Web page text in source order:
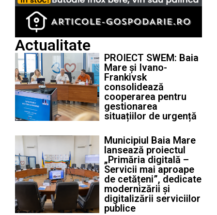
Actualitate
PROIECT SWEM: Baia
Mare și Ivano-
Frankivsk
consolidează
cooperarea pentru
gestionarea
situațiilor de urgență
Municipiul Baia Mare
lansează proiectul
„Primăria digitală –
Servicii mai aproape
de cetățeni”, dedicate
modernizării și
digitalizării serviciilor
publice